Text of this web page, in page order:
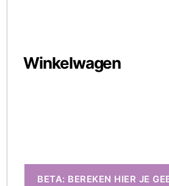
Winkelwagen
BETA: BEREKEN HIER JE